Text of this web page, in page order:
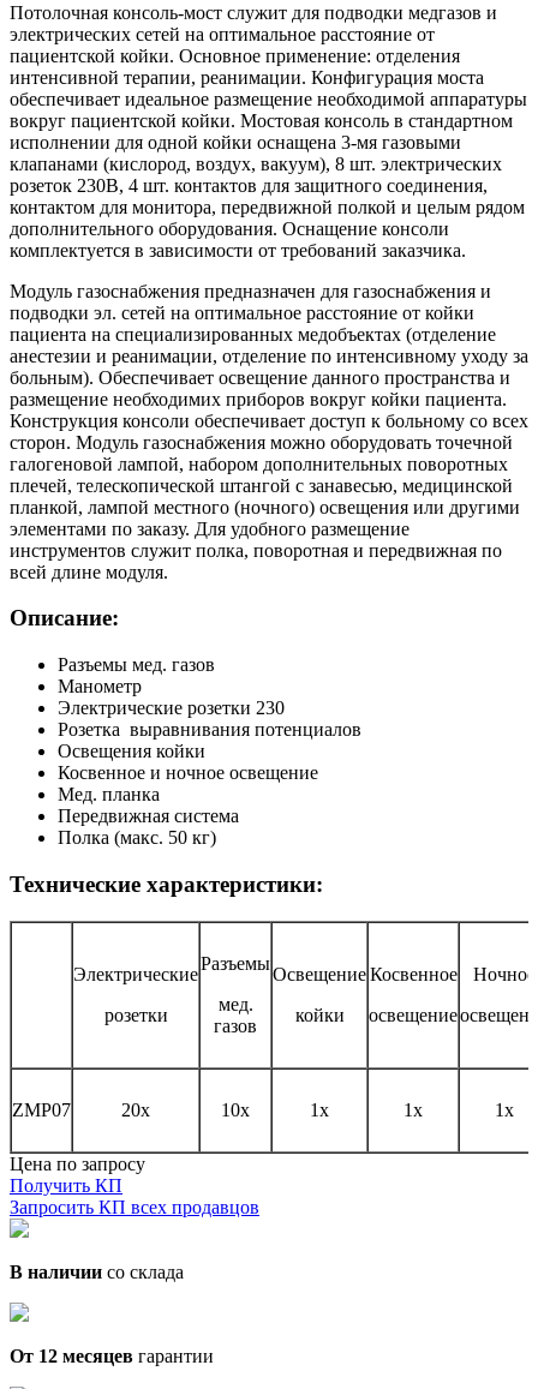
Потолочная консоль-мост служит для подводки медгазов и
электрических сетей на оптимальное расстояние от
пациентской койки. Основное применение: отделения
интенсивной терапии, реанимации. Конфигурация моста
обеспечивает идеальное размещение необходимой аппаратуры
вокруг пациентской койки. Мостовая консоль в стандартном
исполнении для одной койки оснащена 3-мя газовыми
клапанами (кислород, воздух, вакуум), 8 шт. электрических
розеток 230В, 4 шт. контактов для защитного соединения,
контактом для монитора, передвижной полкой и целым рядом
дополнительного оборудования. Оснащение консоли
комплектуется в зависимости от требований заказчика.
Модуль газоснабжения предназначен для газоснабжения и
подводки эл. сетей на оптимальное расстояние от койки
пациента на специализированных медобъектах (отделение
анестезии и реанимации, отделение по интенсивному уходу за
больным). Обеспечивает освещение данного пространства и
размещение необходимих приборов вокруг койки пациента.
Конструкция консоли обеспечивает доступ к больному со всех
сторон. Модуль газоснабжения можно оборудовать точечной
галогеновой лампой, набором дополнительных поворотных
плечей, телескопической штангой с занавесью, медицинской
планкой, лампой местного (ночного) освещения или другими
элементами по заказу. Для удобного размещение
инструментов служит полка, поворотная и передвижная по
всей длине модуля.
Описание:
Разъемы мед. газов
Манометр
Электрические розетки 230
Розетка выравнивания потенциалов
Освещения койки
Косвенное и ночное освещение
Мед. планка
Передвижная система
Полка (макс. 50 кг)
Технические характеристики:
Электрические
розетки
Разъемы
мед.
газов
Освещение
койки
Косвенное
освещение
Ночное
ZMP07 20x 10x 1x 1x 1x
Цена по запросу
Получить КП
Запросить КП всех продавцов
В наличии со склада
От 12 месяцев гарантии